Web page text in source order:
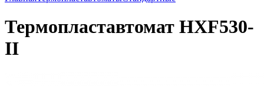
Термопластавтомат HXF530-
II